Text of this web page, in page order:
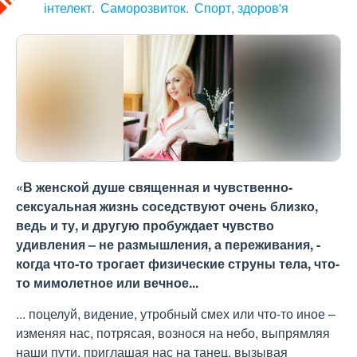
інтелект Саморозвиток Спорт, здоров'я
«В женской душе священная и чувственно-
сексуальная жизнь соседствуют очень близко,
ведь и ту, и другую пробуждает чувство
удивления – не размышления, а переживания, -
когда что-то трогает физические струны тела, что-
то мимолетное или вечное...
... поцелуй, видение, утробный смех или что-то иное –
изменяя нас, потрясая, вознося на небо, выпрямляя
наши пути, приглашая нас на танец, вызывая